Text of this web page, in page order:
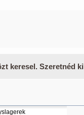
keresel. Szeretnéd